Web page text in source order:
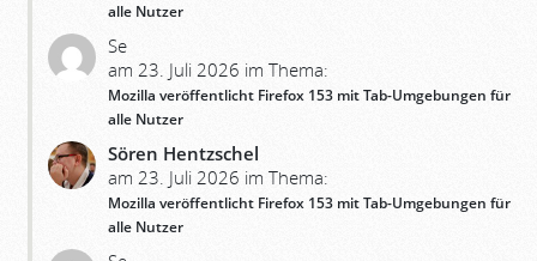
alle Nutzer
Se
am 23. Juli 2026 im Thema:
Mozilla veröffentlicht Firefox 153 mit Tab-Umgebungen für
alle Nutzer
Sören Hentzschel
am 23. Juli 2026 im Thema:
Mozilla veröffentlicht Firefox 153 mit Tab-Umgebungen für
alle Nutzer